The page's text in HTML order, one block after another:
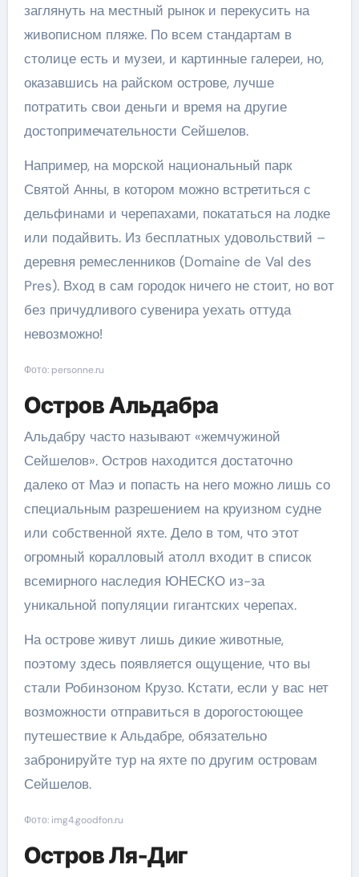
заглянуть на местный рынок и перекусить на
живописном пляже. По всем стандартам в
столице есть и музеи, и картинные галереи, но,
оказавшись на райском острове, лучше
потратить свои деньги и время на другие
достопримечательности Сейшелов.
Например, на морской национальный парк
Святой Анны, в котором можно встретиться с
дельфинами и черепахами, покататься на лодке
или подайвить. Из бесплатных удовольствий –
деревня ремесленников (Domaine de Val des
Pres). Вход в сам городок ничего не стоит, но вот
без причудливого сувенира уехать оттуда
невозможно!
Фото: personne.ru
Остров Альдабра
Альдабру часто называют «жемчужиной
Сейшелов». Остров находится достаточно
далеко от Маэ и попасть на него можно лишь со
специальным разрешением на круизном судне
или собственной яхте. Дело в том, что этот
огромный коралловый атолл входит в список
всемирного наследия ЮНЕСКО из-за
уникальной популяции гигантских черепах.
На острове живут лишь дикие животные,
поэтому здесь появляется ощущение, что вы
стали Робинзоном Крузо. Кстати, если у вас нет
возможности отправиться в дорогостоющее
путешествие к Альдабре, обязательно
забронируйте тур на яхте по другим островам
Сейшелов.
Фото: img4.goodfon.ru
Остров Ля-Диг